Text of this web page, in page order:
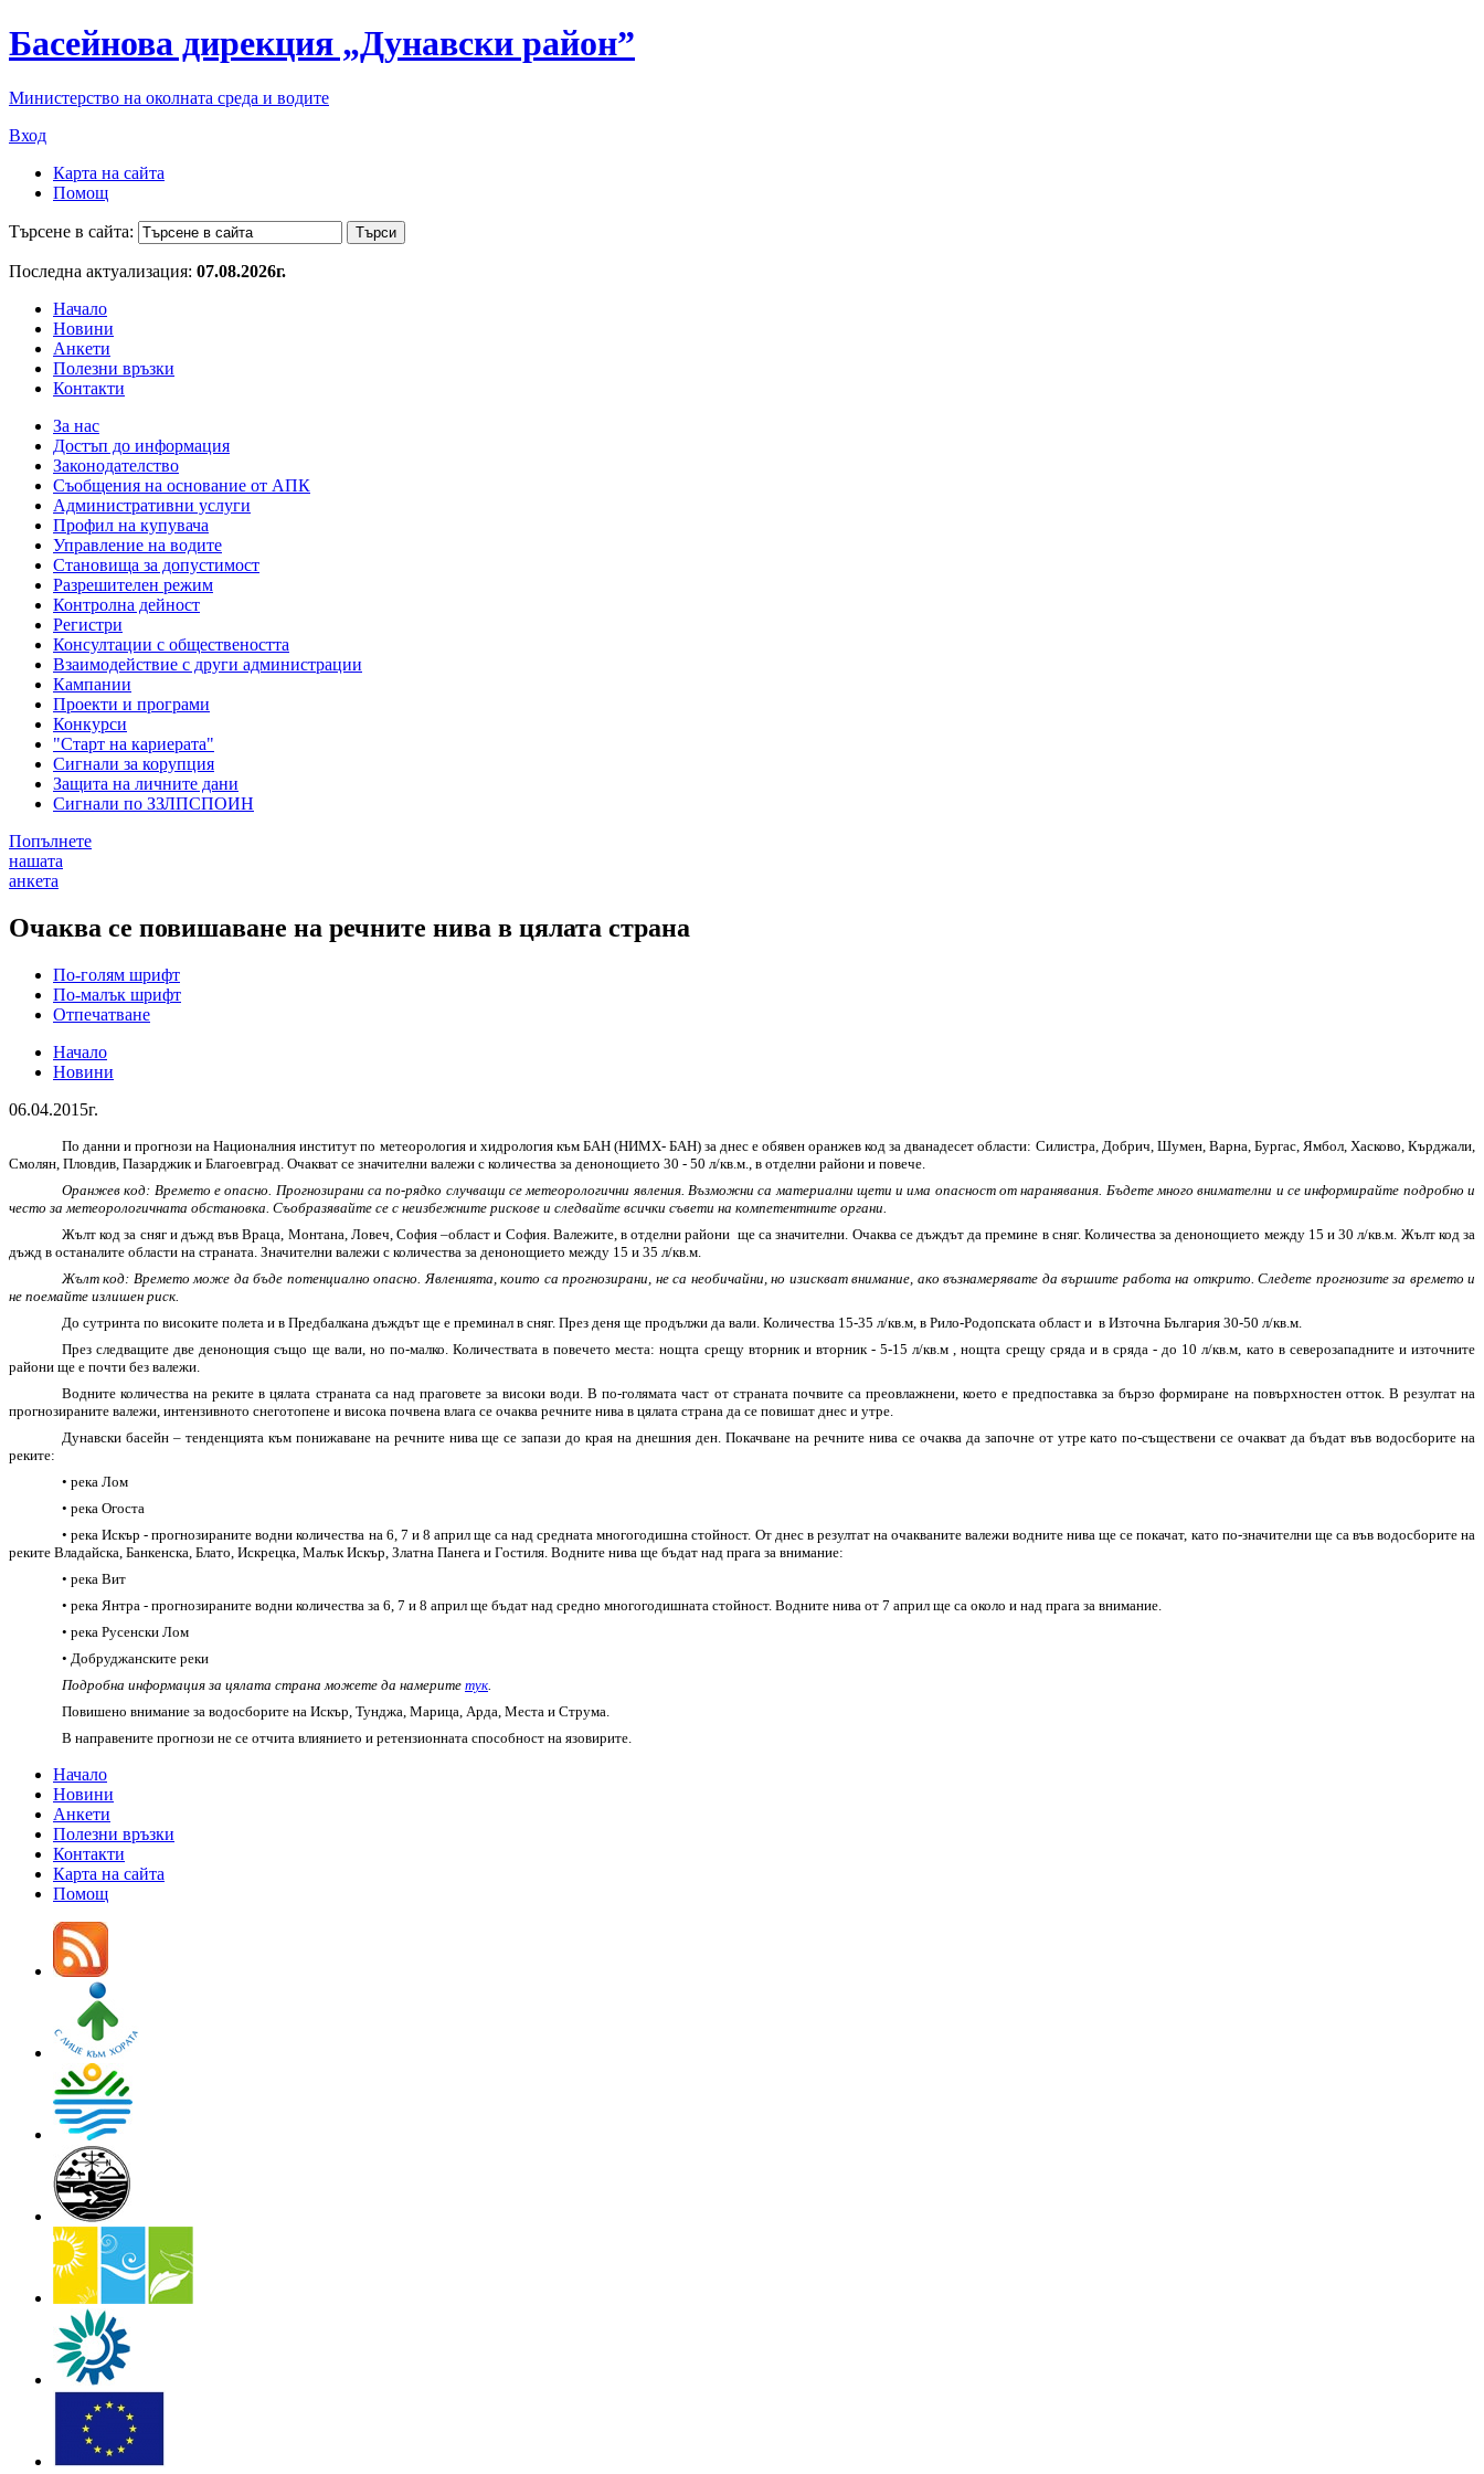
Басейнова дирекция „Дунавски район”
Министерство на околната среда и водите
Вход
Карта на сайта
Помощ
Търсене в сайта:
Последна актуализация: 07.08.2026г.
Начало
Новини
Анкети
Полезни връзки
Контакти
За нас
Достъп до информация
Законодателство
Съобщения на основание от АПК
Административни услуги
Профил на купувача
Управление на водите
Становища за допустимост
Разрешителен режим
Контролна дейност
Регистри
Консултации с обществеността
Взаимодействие с други администрации
Кампании
Проекти и програми
Конкурси
"Старт на кариерата"
Сигнали за корупция
Защита на личните дани
Сигнали по ЗЗЛПСПОИН
Попълнете
нашата
анкета
Очаква се повишаване на речните нива в цялата страна
По-голям шрифт
По-малък шрифт
Отпечатване
Начало
Новини
06.04.2015г.
По данни и прогнози на Националния институт по метеорология и хидрология към БАН (НИМХ- БАН) за днес е обявен оранжев код за дванадесет области: Силистра, Добрич, Шумен, Варна, Бургас, Ямбол, Хасково, Кърджали,
Смолян, Пловдив, Пазарджик и Благоевград. Очакват се значителни валежи с количества за денонощието 30 - 50 л/кв.м., в отделни райони и повече.
Оранжев код: Времето е опасно. Прогнозирани са по-рядко случващи се метеорологични явления. Възможни са материални щети и има опасност от наранявания. Бъдете много внимателни и се информирайте подробно и
често за метеорологичната обстановка. Съобразявайте се с неизбежните рискове и следвайте всички съвети на компетентните органи.
Жълт код за сняг и дъжд във Враца, Монтана, Ловеч, София –област и София. Валежите, в отделни райони ще са значителни. Очаква се дъждът да премине в сняг. Количества за денонощието между 15 и 30 л/кв.м. Жълт код за
дъжд в останалите области на страната. Значителни валежи с количества за денонощието между 15 и 35 л/кв.м.
Жълт код: Времето може да бъде потенциално опасно. Явленията, които са прогнозирани, не са необичайни, но изискват внимание, ако възнамерявате да вършите работа на открито. Следете прогнозите за времето и
не поемайте излишен риск.
До сутринта по високите полета и в Предбалкана дъждът ще е преминал в сняг. През деня ще продължи да вали. Количества 15-35 л/кв.м, в Рило-Родопската област и в Източна България 30-50 л/кв.м.
През следващите две денонощия също ще вали, но по-малко. Количествата в повечето места: нощта срещу вторник и вторник - 5-15 л/кв.м , нощта срещу сряда и в сряда - до 10 л/кв.м, като в северозападните и източните
райони ще е почти без валежи.
Водните количества на реките в цялата страната са над праговете за високи води. В по-голямата част от страната почвите са преовлажнени, което е предпоставка за бързо формиране на повърхностен отток. В резултат на
прогнозираните валежи, интензивното снеготопене и висока почвена влага се очаква речните нива в цялата страна да се повишат днес и утре.
Дунавски басейн– тенденцията към понижаване на речните нива ще се запази до края на днешния ден. Покачване на речните нива се очаква да започне от утре като по-съществени се очакват да бъдат във водосборите на
реките:
• река Лом
• река Огоста
• река Искър - прогнозираните водни количества на 6, 7 и 8 април ще са над средната многогодишна стойност. От днес в резултат на очакваните валежи водните нива ще се покачат, като по-значителни ще са във водосборите на
реките Владайска, Банкенска, Блато, Искрецка, Малък Искър, Златна Панега и Гостиля. Водните нива ще бъдат над прага за внимание:
• река Вит
• река Янтра - прогнозираните водни количества за 6, 7 и 8 април ще бъдат над средно многогодишната стойност. Водните нива от 7 април ще са около и над прага за внимание.
• река Русенски Лом
• Добруджанските реки
Подробна информация за цялата страна можете да намерите тук
Повишено внимание за водосборите на Искър, Тунджа, Марица, Арда, Места и Струма.
В направените прогнози не се отчита влиянието и ретензионната способност на язовирите.
Начало
Новини
Анкети
Полезни връзки
Контакти
Карта на сайта
Помощ